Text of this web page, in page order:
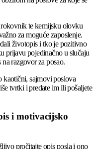
te kemijsku olovku
za moguće zaposlenje.
životopis i tko je pozitivno
prijavu pojedinačno u slučaju
razgovor za posao.
kaotični, sajmovi poslova
tvrtki i predate im ili pošaljete
i motivacijsko
pročitajte opis posla i ono